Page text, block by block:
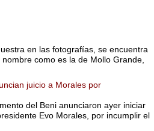
en las fotografías, se encuentra
como es la de Mollo Grande,
juicio a Morales por
del Beni anunciaron ayer iniciar
Evo Morales, por incumplir el